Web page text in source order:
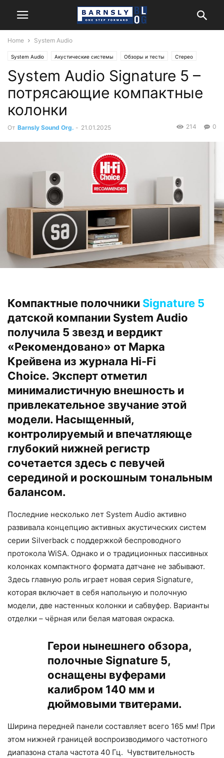
Home System Audio
System Audio Акустические системы Обзоры и тесты Стерео
System Audio Signature 5 –
потрясающие компактные
колонки
От Barnsly Sound Org. - 21.01.2025 0
214
Компактные полочники Signature 5
датской компании System Audio
получила 5 звезд и вердикт
«Рекомендовано» от Марка
Крейвена из журнала Hi-Fi
Choice. Эксперт отметил
минималистичную внешность и
привлекательное звучание этой
модели. Насыщенный,
контролируемый и впечатляюще
глубокий нижней регистр
сочетается здесь с певучей
серединой и роскошным тональным
балансом.
Последние несколько лет System Audio активно
развивала концепцию активных акустических систем
серии Silverback с поддержкой беспроводного
протокола WiSA. Однако и о традиционных пассивных
колонках компактного формата датчане не забывают.
Здесь главную роль играет новая серия Signature,
которая включает в себя напольную и полочную
модели, две настенных колонки и сабвуфер. Варианты
отделки – чёрная или белая матовая окраска.
Герои нынешнего обзора,
полочные Signature 5,
оснащены вуферами
калибром 140 мм и
дюймовыми твитерами.
Ширина передней панели составляет всего 165 мм! При
этом нижней границей воспроизводимого частотного
диапазона стала частота 40 Гц. Чувствительность